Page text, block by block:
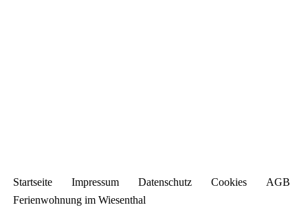
Startseite Impressum Datenschutz Cookies
AGB
Ferienwohnung im Wiesenthal